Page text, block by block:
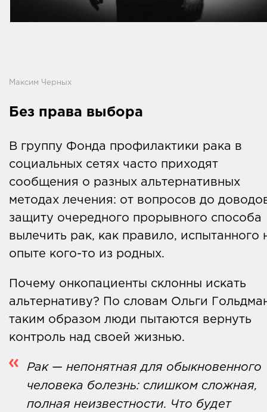
Максим Черных
Без права выбора
В группу Фонда профилактики рака в
социальных сетях часто приходят
сообщения о разных альтернативных
методах лечения: от вопросов до
защиту очередного прорывного способа
вылечить рак, как правило, испытанного
опыте кого-то из родных.
Почему онкопациенты склонны искать
альтернативу? По словам Ольги
таким образом люди пытаются вернуть
контроль над своей жизнью.
Рак — непонятная для обыкновенного
человека болезнь: слишком сложная,
полная неизвестности. Что будет